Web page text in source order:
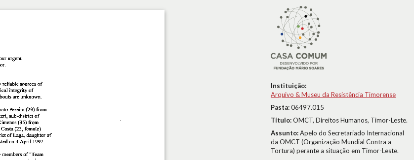
Instituição:
Arquivo & Museu da Resistência Timorense
Pasta:06497.015
Título:OMCT, Direitos Humanos, Timor-Leste.
Assunto:Apelo do Secretariado Internacional
da OMCT (Organização Mundial Contra a
Tortura) perante a situação em Timor-Leste.